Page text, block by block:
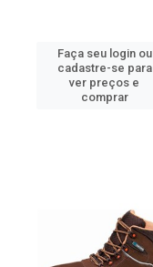
Faça seu login ou
cadastre-se para
ver preços e
comprar